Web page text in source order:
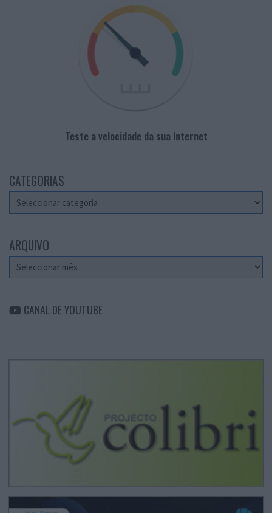
Teste a velocidade da sua Internet
CATEGORIAS
Categorias
ARQUIVO
Arquivo
CANAL DE YOUTUBE